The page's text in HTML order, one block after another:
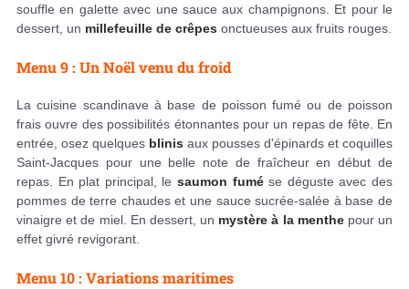
souffle en galette avec une sauce aux champignons. Et pour le
dessert, un millefeuille de crêpes onctueuses aux fruits rouges.
Menu 9 : Un Noël venu du froid
La cuisine scandinave à base de poisson fumé ou de poisson
frais ouvre des possibilités étonnantes pour un repas de fête. En
entrée, osez quelques blinis aux pousses d'épinards et coquilles
Saint-Jacques pour une belle note de fraîcheur en début de
repas. En plat principal, le saumon fumése déguste avec des
pommes de terre chaudes et une sauce sucrée-salée à base de
vinaigre et de miel. En dessert, un mystère à la menthepour un
effet givré revigorant.
Menu 10 : Variations maritimes